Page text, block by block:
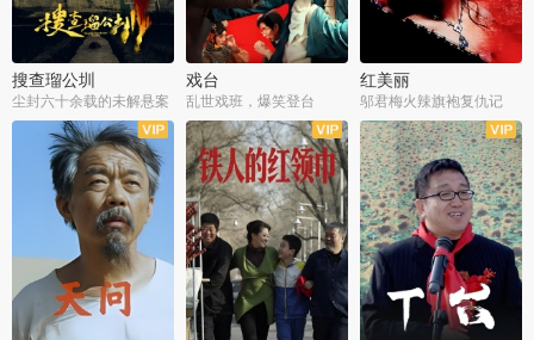
搜查瑠公圳
尘封六十余载的未解悬案
戏台
乱世戏班，爆笑登台
红美丽
邬君梅火辣旗袍复仇记